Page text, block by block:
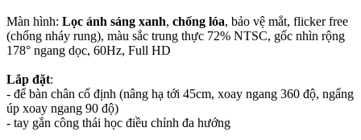
Màn hình: Lọc ánh sáng xanh, chống lóa, bảo vệ mắt, flicker free
(chống nháy rung), màu sắc trung thực 72% NTSC, gốc nhìn rộng
178° ngang dọc, 60Hz, Full HD
Lắp đặt:
- để bàn chân cố định (nâng hạ tới 45cm, xoay ngang 360 độ, ngẩng
úp xoay ngang 90 độ)
- tay gắn công thái học điều chỉnh đa hướng